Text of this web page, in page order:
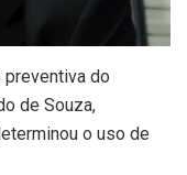
preventiva do
de Souza,
o uso de